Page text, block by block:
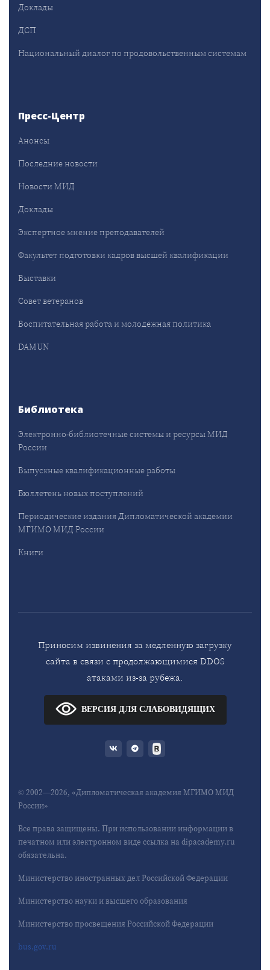
Доклады
ДСП
Национальный диалог по продовольственным системам
Пресс-Центр
Анонсы
Последние новости
Новости МИД
Доклады
Экспертное мнение преподавателей
Факультет подготовки кадров высшей квалификации
Выставки
Совет ветеранов
Воспитательная работа и молодёжная политика
DAMUN
Библиотека
Электронно-библиотечные системы и ресурсы МИД
России
Выпускные квалификационные работы
Бюллетень новых поступлений
Периодические издания Дипломатической академии
МГИМО МИД России
Книги
Приносим извинения за медленную загрузку
сайта в связи с продолжающимися DDOS
атаками из-за рубежа.
ВЕРСИЯ ДЛЯ СЛАБОВИДЯЩИХ
© 2002—2026, «Дипломатическая академия МГИМО МИД
России»
Все права защищены. При использовании информации в
печатном или электронном виде ссылка на dipacademy.ru
обязательна.
Министерство иностранных дел Российской Федерации
Министерство науки и высшего образования
Министерство просвещения Российской Федерации
bus.gov.ru